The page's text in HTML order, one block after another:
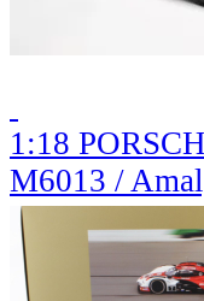
1:18
M6013 /